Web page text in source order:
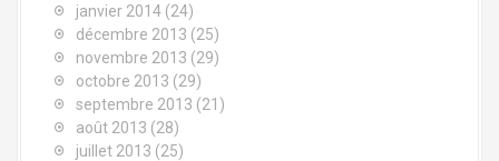
janvier 2014 (24)
décembre 2013 (25)
novembre 2013 (29)
octobre 2013 (29)
septembre 2013 (21)
août 2013 (28)
juillet 2013 (25)